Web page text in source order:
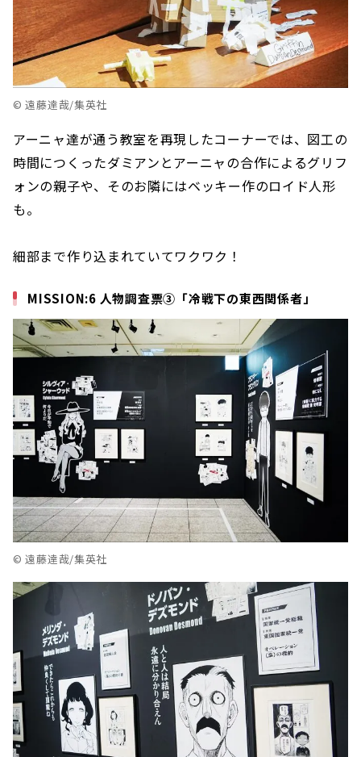
© 遠藤達哉/集英社
アーニャ達が通う教室を再現したコーナーでは、図工の
時間につくったダミアンとアーニャの合作によるグリフ
ォンの親子や、そのお隣にはベッキー作のロイド人形
も。
細部まで作り込まれていてワクワク！
MISSION:6 人物調査票③「冷戦下の東西関係者」
© 遠藤達哉/集英社